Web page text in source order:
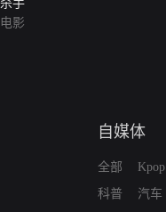
杀手
电影
自媒体
全部
科普
Kpop
汽车